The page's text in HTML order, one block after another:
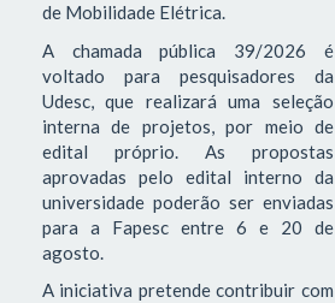
de Mobilidade Elétrica.
A chamada pública 39/2026 é
voltado para pesquisadores da
Udesc, que realizará uma seleção
interna de projetos, por meio de
edital próprio. As propostas
aprovadas pelo edital interno da
universidade poderão ser enviadas
para a Fapesc entre 6 e 20 de
agosto.
A iniciativa pretende contribuir com